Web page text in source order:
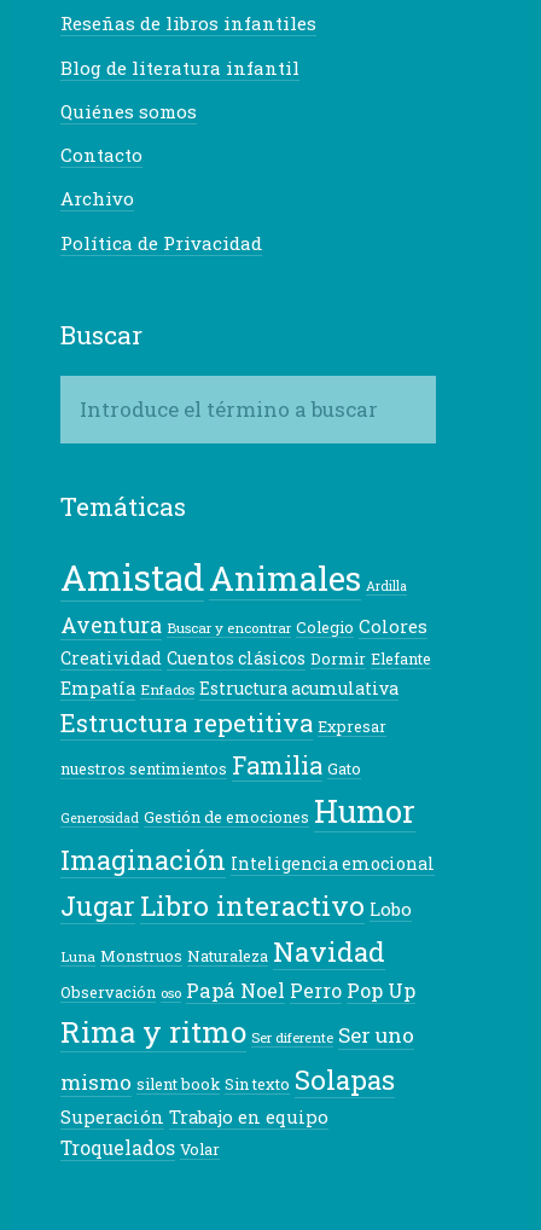
Reseñas de libros infantiles
Blog de literatura infantil
Quiénes somos
Contacto
Archivo
Política de Privacidad
Buscar
Temáticas
AmistadAnimales Ardilla
Aventura Buscar y encontrar Colegio Colores
Creatividad Cuentos clásicos Dormir Elefante
Empatía Enfados Estructura acumulativa
Estructura repetitiva Expresar
nuestros sentimientos Familia Gato
Generosidad Gestión de emociones Humor
Imaginación Inteligencia emocional
Jugar Libro interactivo Lobo
Luna Monstruos Naturaleza Navidad
Observación oso Papá Noel Perro Pop Up
Rima y ritmo Ser diferente Ser uno
mismo silent book Sin texto Solapas
Superación Trabajo en equipo
Troquelados Volar